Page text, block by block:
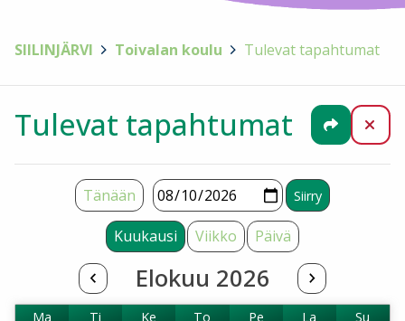
SIILINJÄRVI Toivalan koulu Tulevat tapahtumat
Tulevat tapahtumat Jaa
Kuukausi Viikko Päivä
Elokuu 2026
Tänään
Ma Ti Ke To Pe La Su